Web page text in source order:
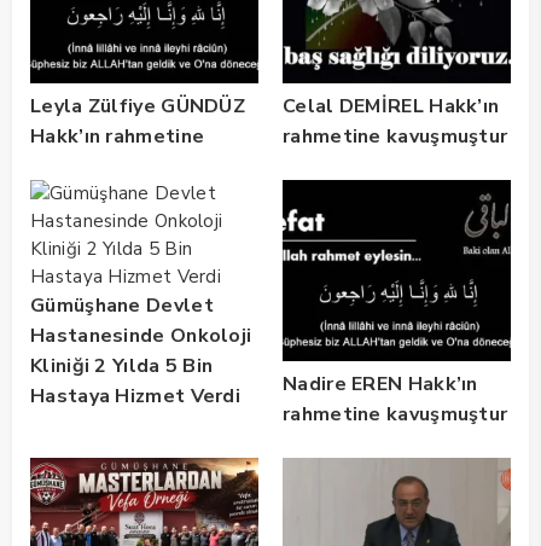
Leyla Zülfiye GÜNDÜZ
Hakk’ın rahmetine
Celal DEMİREL Hakk’ın
rahmetine kavuşmuştur
Gümüşhane Devlet
Hastanesinde Onkoloji
Kliniği 2 Yılda 5 Bin
Hastaya Hizmet Verdi
Nadire EREN Hakk’ın
rahmetine kavuşmuştur